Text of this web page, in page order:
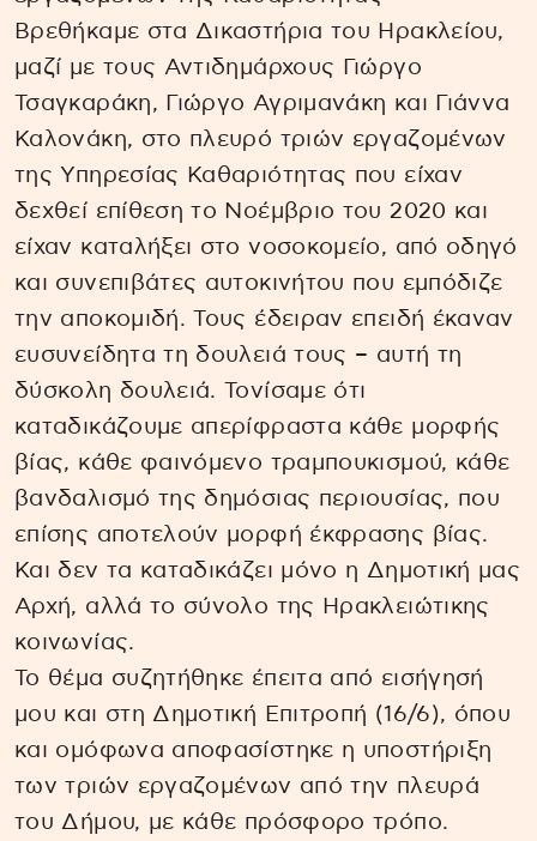
Βρεθήκαμε στα Δικαστήρια του Ηρακλείου,
μαζί με τους Αντιδημάρχους Γιώργο
Τσαγκαράκη, Γιώργο Αγριμανάκη και Γιάννα
Καλονάκη, στο πλευρό τριών εργαζομένων
της Υπηρεσίας Καθαριότητας που είχαν
δεχθεί επίθεση το Νοέμβριο του 2020 και
είχαν καταλήξει στο νοσοκομείο, από οδηγό
και συνεπιβάτες αυτοκινήτου που εμπόδιζε
την αποκομιδή. Τους έδειραν επειδή έκαναν
ευσυνείδητα τη δουλειά τους – αυτή τη
δύσκολη δουλειά. Τονίσαμε ότι
καταδικάζουμε απερίφραστα κάθε μορφής
βίας, κάθε φαινόμενο τραμπουκισμού, κάθε
βανδαλισμό της δημόσιας περιουσίας, που
επίσης αποτελούν μορφή έκφρασης βίας.
Και δεν τα καταδικάζει μόνο η Δημοτική μας
Αρχή, αλλά το σύνολο της Ηρακλειώτικης
κοινωνίας.
Το θέμα συζητήθηκε έπειτα από εισήγησή
μου και στη Δημοτική Επιτροπή (16/6), όπου
και ομόφωνα αποφασίστηκε η υποστήριξη
των τριών εργαζομένων από την πλευρά
του Δήμου, με κάθε πρόσφορο τρόπο.